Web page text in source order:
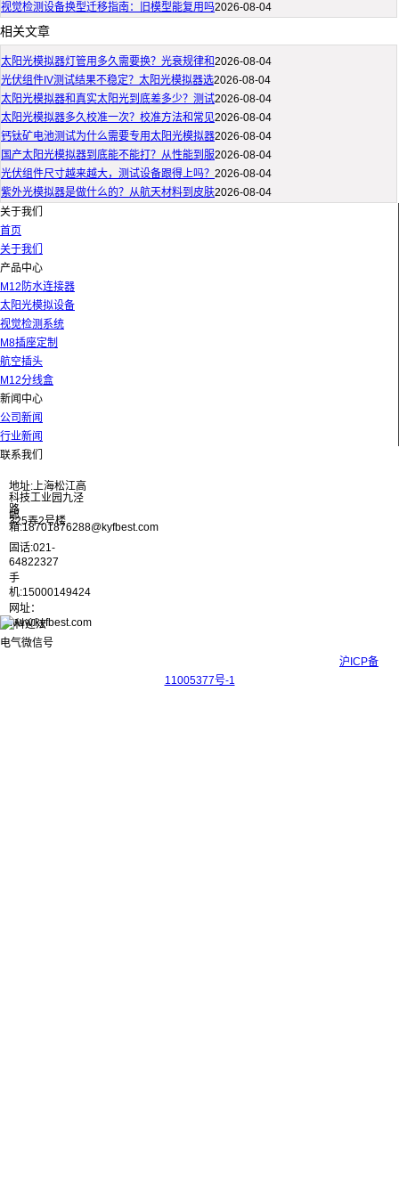
视觉检测设备换型迁移指南：旧模型能复用吗2026-08-04
相关文章
太阳光模拟器灯管用多久需要换？光衰规律和2026-08-04
光伏组件IV测试结果不稳定？太阳光模拟器选2026-08-04
太阳光模拟器和真实太阳光到底差多少？测试2026-08-04
太阳光模拟器多久校准一次？校准方法和常见2026-08-04
钙钛矿电池测试为什么需要专用太阳光模拟器2026-08-04
国产太阳光模拟器到底能不能打？从性能到服2026-08-04
光伏组件尺寸越来越大，测试设备跟得上吗？ 2026-08-04
紫外光模拟器是做什么的？从航天材料到皮肤2026-08-04
关于我们
首页
关于我们
产品中心
M12防水连接器
太阳光模拟设备
视觉检测系统
M8插座定制
航空插头
M12分线盒
新闻中心
公司新闻
行业新闻
联系我们
地址:上海松江高
科技工业园九泾
路
325弄2号楼
邮
箱:18701876288@kyfbest.com
固话:021-
64822327
手
机:15000149424
网址：
www.kyfbest.com
沪ICP备
11005377号-1